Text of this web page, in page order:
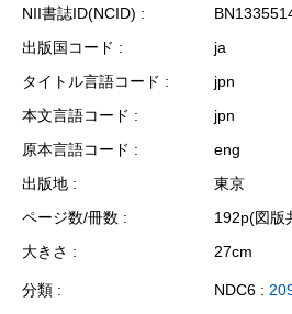
NII書誌ID(NCID)
出版国コード
ja
タイトル言語コード
jpn
本文言語コード
jpn
原本言語コード
eng
出版地
東京
ページ数/冊数
192p(図版
大きさ
27cm
分類 NDC6 :